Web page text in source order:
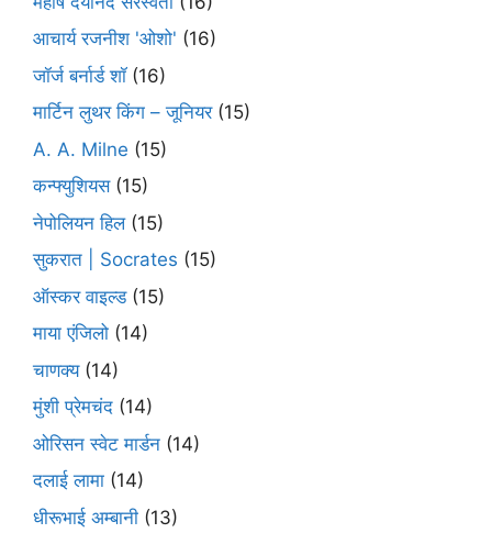
आचार्य रजनीश 'ओशो' (16)
जॉर्ज बर्नार्ड शॉ(16)
मार्टिन लुथर किंग – जूनियर(15)
A. A. Milne (15)
कन्फ्युशियस(15)
नेपोलियन हिल(15)
सुकरात | Socrates (15)
ऑस्कर वाइल्ड(15)
माया एंजिलो (14)
चाणक्य(14)
मुंशी प्रेमचंद (14)
ओरिसन स्‍वेट मार्डन (14)
दलाई लामा (14)
धीरूभाई अम्बानी (13)